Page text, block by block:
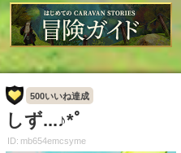
500いいね達成
しず...♪*ﾟ
ID: mb654emcsyme